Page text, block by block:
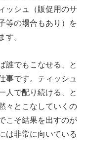
ッシュ（販促用のサ
等の場合もあり）を
す。
誰でもこなせる、と
事です。ティッシュ
人で配り続ける、と
々とこなしていくの
こそ結果を出すのが
は非常に向いている